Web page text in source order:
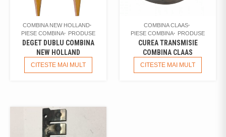
COMBINA NEW HOLLAND
PIESE COMBINA
PRODUSE
DEGET DUBLU COMBINA
NEW HOLLAND
CITESTE MAI MULT
COMBINA CLAAS
PIESE COMBINA
PRODUSE
CUREA TRANSMISIE
COMBINA CLAAS
CITESTE MAI MULT